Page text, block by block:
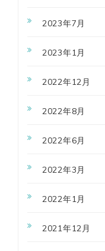
2023年7月
2023年1月
2022年12月
2022年8月
2022年6月
2022年3月
2022年1月
2021年12月